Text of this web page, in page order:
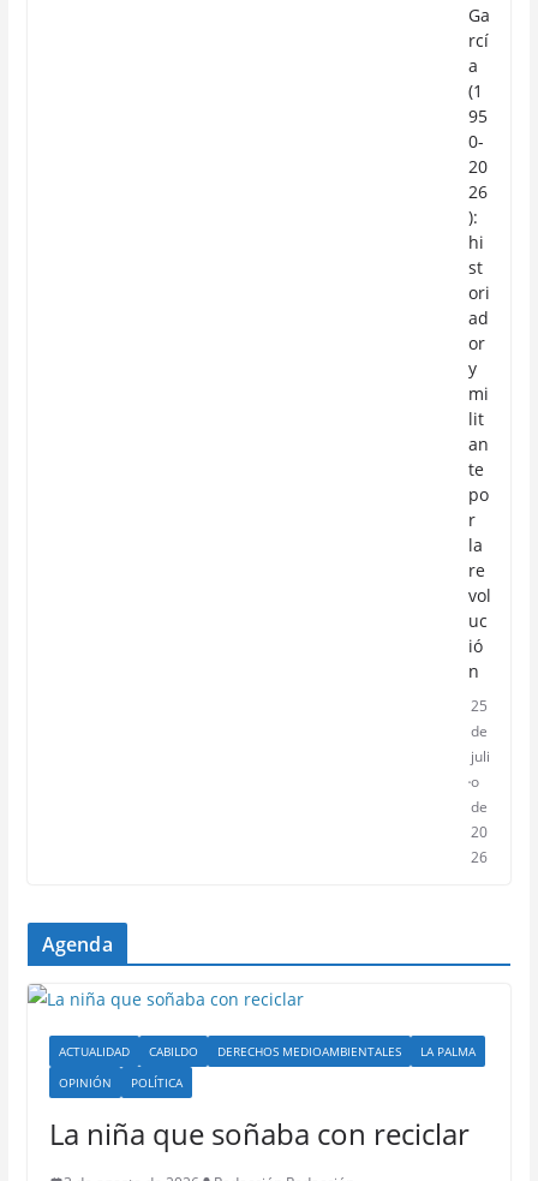
Ga
rcí
a
(1
95
0-
20
26
):
hi
st
ori
ad
or
y
mi
lit
an
te
po
r
la
re
vol
uc
ió
n
25
de
juli
o
de
20
26
Agenda
ACTUALIDAD CABILDO DERECHOS MEDIOAMBIENTALES
LA PALMA
OPINIÓN
POLÍTICA
La niña que soñaba con reciclar